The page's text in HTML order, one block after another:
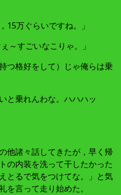
15万ぐらいですね。」
～すごいなこりゃ。」
つ格好をして）じゃ俺らは乗
と乗れんわな。ハハハッ
他諸々話してきたが，早く帰
の内装を洗って干したかった
とるで気をつけてな。」と気
を言って走り始めた。